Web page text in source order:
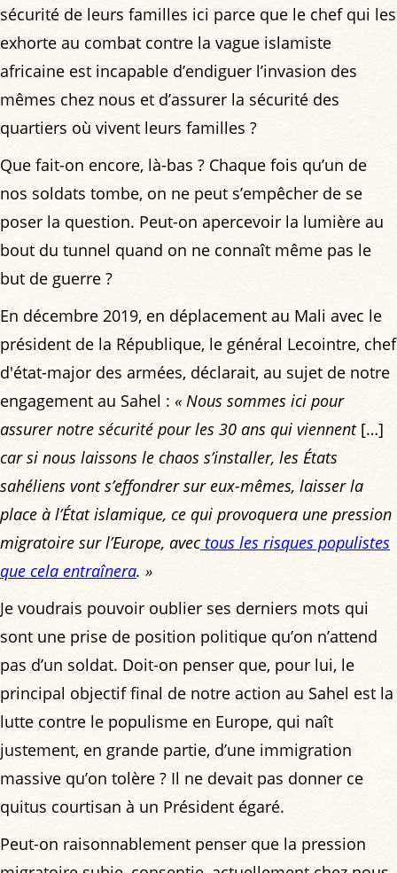
sécurité de leurs familles ici parce que le chef qui les
exhorte au combat contre la vague islamiste
africaine est incapable d’endiguer l’invasion des
mêmes chez nous et d’assurer la sécurité des
quartiers où vivent leurs familles ?
Que fait-on encore, là-bas ? Chaque fois qu’un de
nos soldats tombe, on ne peut s’empêcher de se
poser la question. Peut-on apercevoir la lumière au
bout du tunnel quand on ne connaît même pas le
but de guerre ?
En décembre 2019, en déplacement au Mali avec le
président de la République, le général Lecointre, chef
d'état-major des armées, déclarait, au sujet de notre
engagement au Sahel : « Nous sommes ici pour
assurer notre sécurité pour les 30 ans qui viennent […]
car si nous laissons le chaos s’installer, les États
sahéliens vont s’effondrer sur eux-mêmes, laisser la
place à l’État islamique, ce qui provoquera une pression
migratoire sur l’Europe, avectous les risques populistes
que cela entraînera. »
Je voudrais pouvoir oublier ses derniers mots qui
sont une prise de position politique qu’on n’attend
pas d’un soldat. Doit-on penser que, pour lui, le
principal objectif final de notre action au Sahel est la
lutte contre le populisme en Europe, qui naît
justement, en grande partie, d’une immigration
massive qu’on tolère ? Il ne devait pas donner ce
quitus courtisan à un Président égaré.
Peut-on raisonnablement penser que la pression